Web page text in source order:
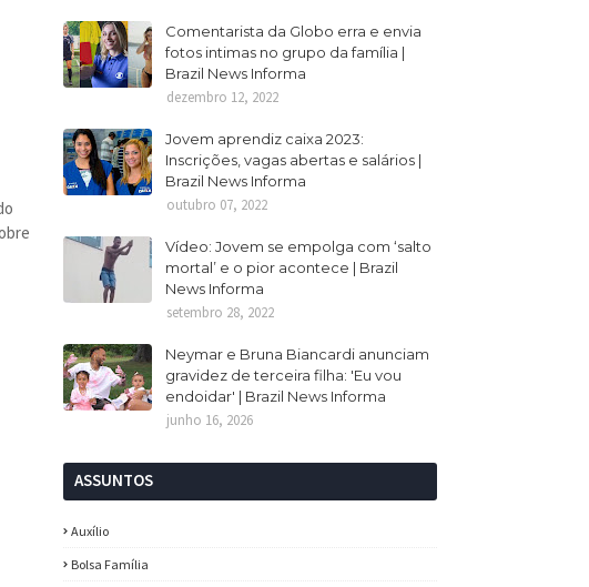
Comentarista da Globo erra e envia
fotos intimas no grupo da família |
Brazil News Informa
dezembro 12, 2022
Jovem aprendiz caixa 2023:
Inscrições, vagas abertas e salários |
Brazil News Informa
outubro 07, 2022
Vídeo: Jovem se empolga com ‘salto
mortal’ e o pior acontece | Brazil
News Informa
setembro 28, 2022
Neymar e Bruna Biancardi anunciam
gravidez de terceira filha: 'Eu vou
endoidar' | Brazil News Informa
junho 16, 2026
ASSUNTOS
Auxílio
Bolsa Família